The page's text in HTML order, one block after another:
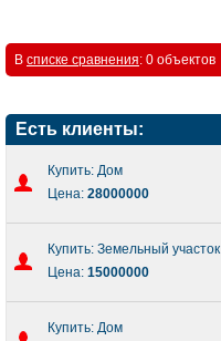
В списке сравнения: 0 объектов
Есть клиенты:
Купить: Дом
Цена: 28000000
Купить: Земельный участок
Цена: 15000000
Купить: Дом